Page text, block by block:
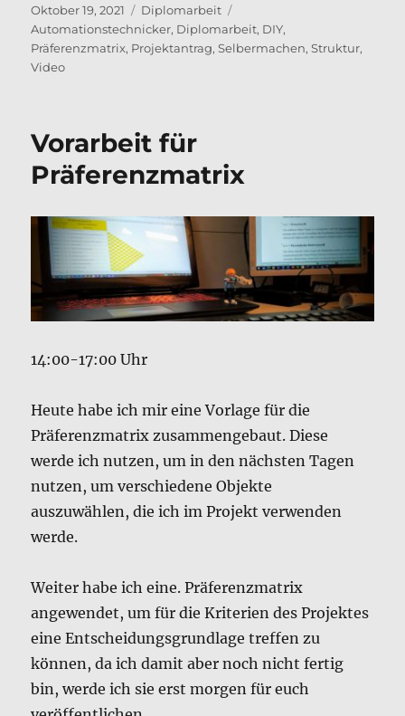
Veröffentlicht
am
Oktober 19, 2021 Kategorien
Diplomarbeit
Automationstechnicker, Diplomarbeit, DIY,
Präferenzmatrix, Projektantrag,Selbermachen,Struktur,
Video
Vorarbeit für
Präferenzmatrix
14:00-17:00 Uhr
Heute habe ich mir eine Vorlage für die
Präferenzmatrix zusammengebaut. Diese
werde ich nutzen, um in den nächsten Tagen
nutzen, um verschiedene Objekte
auszuwählen, die ich im Projekt verwenden
werde.
Weiter habe ich eine. Präferenzmatrix
angewendet, um für die Kriterien des Projektes
eine Entscheidungsgrundlage treffen zu
können, da ich damit aber noch nicht fertig
bin, werde ich sie erst morgen für euch